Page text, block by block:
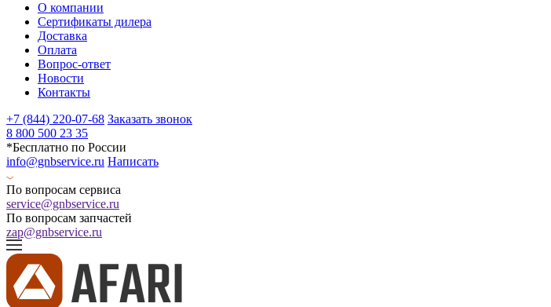
О компании
Сертификаты дилера
Доставка
Оплата
Вопрос-ответ
Новости
Контакты
+7 (844) 220-07-68 Заказать звонок
8 800 500 23 35
*Бесплатно по России
info@gnbservice.ru Написать
По вопросам сервиса
service@gnbservice.ru
По вопросам запчастей
zap@gnbservice.ru